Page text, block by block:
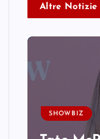
Altre Notizie
SHOWBIZ